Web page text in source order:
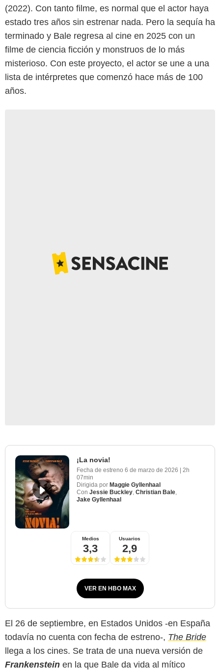
(2022). Con tanto filme, es normal que el actor haya
estado tres años sin estrenar nada. Pero la sequía ha
terminado y Bale regresa al cine en 2025 con un
filme de ciencia ficción y monstruos de lo más
misterioso. Con este proyecto, el actor se une a una
lista de intérpretes que comenzó hace más de 100
años.
¡La novia!
Fecha de estreno 6 de marzo de 2026 | 2h
07min
Dirigida por Maggie Gyllenhaal
Con Jessie Buckley Christian Bale
Jake Gyllenhaal
Medios
3,3
Usuarios
2,9
VER EN HBO MAX
El 26 de septiembre, en Estados Unidos -en España
todavía no cuenta con fecha de estreno-, The Bride
llega a los cines. Se trata de una nueva versión de
Frankenstein en la que Bale da vida al mítico